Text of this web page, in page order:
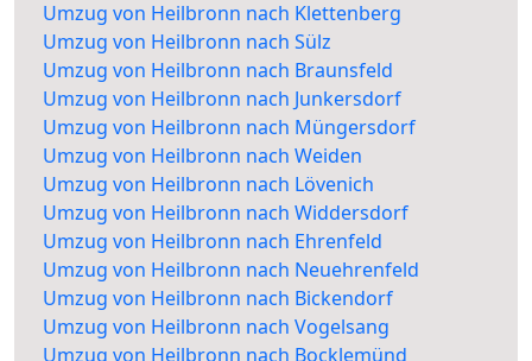
Umzug von Heilbronn nach Klettenberg
Umzug von Heilbronn nach Sülz
Umzug von Heilbronn nach Braunsfeld
Umzug von Heilbronn nach Junkersdorf
Umzug von Heilbronn nach Müngersdorf
Umzug von Heilbronn nach Weiden
Umzug von Heilbronn nach Lövenich
Umzug von Heilbronn nach Widdersdorf
Umzug von Heilbronn nach Ehrenfeld
Umzug von Heilbronn nach Neuehrenfeld
Umzug von Heilbronn nach Bickendorf
Umzug von Heilbronn nach Vogelsang
Umzug von Heilbronn nach Bocklemünd